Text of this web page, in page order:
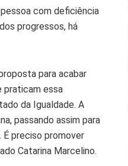
com deficiência
progressos, há
para acabar
praticam essa
da Igualdade. A
passando assim para
É preciso promover
Catarina Marcelino.